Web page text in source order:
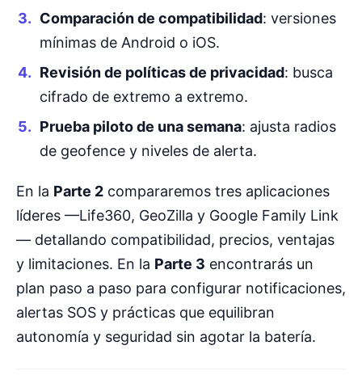
Comparación de compatibilidad: versiones
mínimas de Android o iOS.
Revisión de políticas de privacidad: busca
cifrado de extremo a extremo.
Prueba piloto de una semana: ajusta radios
de geofence y niveles de alerta.
En la Parte 2 compararemos tres aplicaciones
líderes —Life360, GeoZilla y Google Family Link
— detallando compatibilidad, precios, ventajas
y limitaciones. En la Parte 3 encontrarás un
plan paso a paso para configurar notificaciones,
alertas SOS y prácticas que equilibran
autonomía y seguridad sin agotar la batería.